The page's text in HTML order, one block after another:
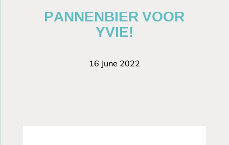
PANNENBIER VOOR
YVIE!
16 June 2022